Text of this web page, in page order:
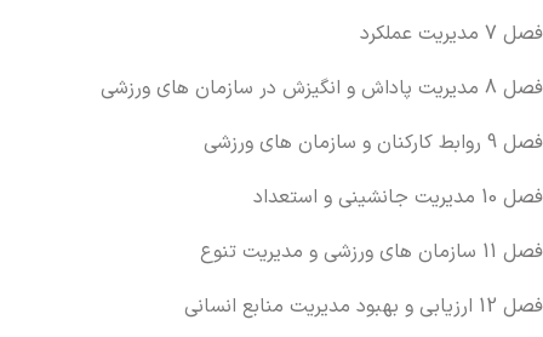
فصل 7 مدیریت عملکرد
فصل 8 مدیریت پاداش و انگیزش در سازمان های ورزشی
فصل 9 روابط کارکنان و سازمان های ورزشی
فصل 10 مدیریت جانشینی و استعداد
فصل 11 سازمان های ورزشی و مدیریت تنوع
فصل 12 ارزیابی و بهبود مدیریت منابع انسانی